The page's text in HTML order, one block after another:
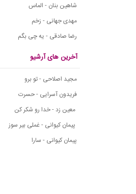
شاهین بنان - الماس
مهدی جهانی - زخم
رضا صادقی - یه چی بگم
آخرین های آرشیو
مجید اصلاحی - تو برو
فریدون آسرایی - حسرت
معین زد - خدا رو شکر کن
پیمان کیوانی - غملی بیر سوز
پیمان کیوانی - سارا